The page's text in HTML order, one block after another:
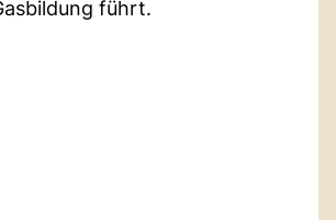
führt.